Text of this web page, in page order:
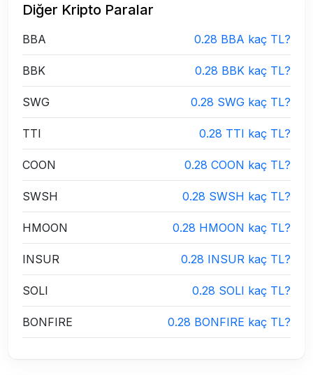
Diğer Kripto Paralar
BBA 0.28 BBA kaç TL?
BBK 0.28 BBK kaç TL?
SWG 0.28 SWG kaç TL?
TTI 0.28 TTI kaç TL?
COON 0.28 COON kaç TL?
SWSH 0.28 SWSH kaç TL?
HMOON 0.28 HMOON kaç TL?
INSUR 0.28 INSUR kaç TL?
SOLI 0.28 SOLI kaç TL?
BONFIRE 0.28 BONFIRE kaç TL?